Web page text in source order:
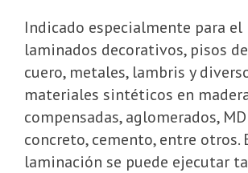
Indicado especialmente para el
laminados decorativos, pisos
cuero, metales, lambris y
materiales sintéticos en
compensadas, aglomerados,
concreto, cemento, entre otros.
laminación se puede ejecutar